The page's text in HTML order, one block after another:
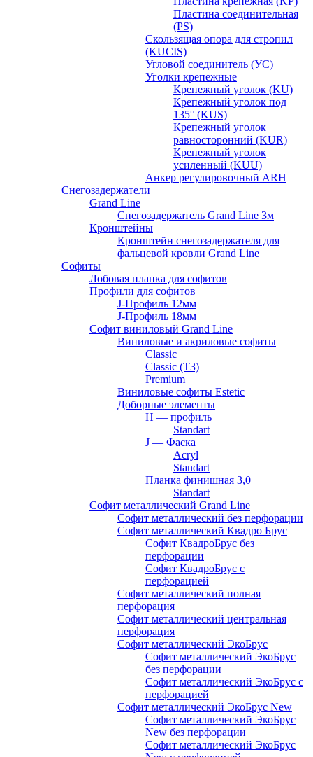
Пластина соединительная
(PS)
Скользящая опора для стропил
(KUCIS)
Угловой соединитель (УС)
Уголки крепежныe
Крепежный уголок (KU)
Крепежный уголок под
135° (KUS)
Крепежный уголок
равносторонний (KUR)
Крепежный уголок
усиленный (KUU)
Анкер регулировочный ARH
Снегозадержатели
Grand Line
Снегозадержатель Grand Line 3м
Кронштейны
Кронштейн снегозадержателя для
фальцевой кровли Grand Line
Софиты
Лобовая планка для софитов
Профили для софитов
J-Профиль 12мм
J-Профиль 18мм
Софит виниловый Grand Line
Виниловые и акриловые софиты
Classic
Classic (T3)
Premium
Виниловые софиты Estetic
Доборные элементы
H — профиль
Standart
J — Фаска
Acryl
Standart
Планка финишная 3,0
Standart
Софит металлический Grand Line
Софит металлический без перфорации
Софит металлический Квадро Брус
Софит КвадроБрус без
перфорации
Софит КвадроБрус с
перфорацией
Софит металлический полная
перфорация
Софит металлический центральная
перфорация
Софит металлический ЭкоБрус
Софит металлический ЭкоБрус
без перфорации
Софит металлический ЭкоБрус с
перфорацией
Софит металлический ЭкоБрус New
Софит металлический ЭкоБрус
New без перфорации
Софит металлический ЭкоБрус